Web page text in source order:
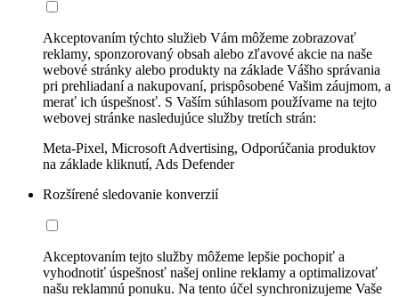
Akceptovaním týchto služieb Vám môžeme zobrazovať
reklamy, sponzorovaný obsah alebo zľavové akcie na naše
webové stránky alebo produkty na základe Vášho správania
pri prehliadaní a nakupovaní, prispôsobené Vašim záujmom, a
merať ich úspešnosť. S Vaším súhlasom používame na tejto
webovej stránke nasledujúce služby tretích strán:
Meta-Pixel, Microsoft Advertising, Odporúčania produktov
na základe kliknutí, Ads Defender
Rozšírené sledovanie konverzií
Akceptovaním tejto služby môžeme lepšie pochopiť a
vyhodnotiť úspešnosť našej online reklamy a optimalizovať
našu reklamnú ponuku. Na tento účel synchronizujeme Vaše